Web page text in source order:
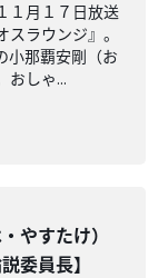
月１７日放送
ラウンジ』。
小那覇安剛（お
おしゃ...
やすたけ）
委員長】